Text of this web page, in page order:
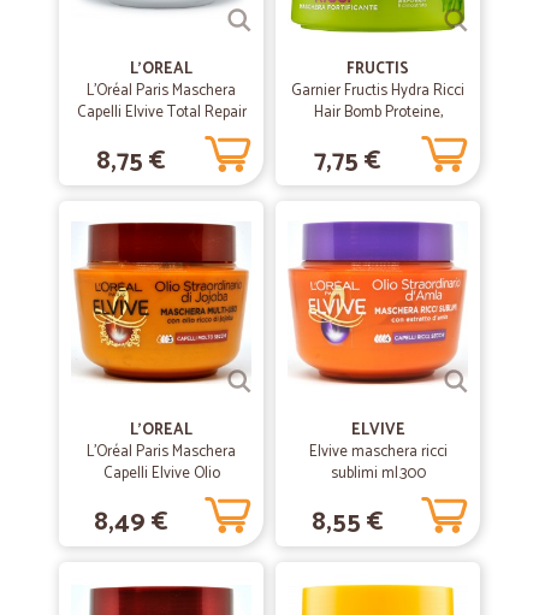
L'OREAL
L'Oréal Paris Maschera
Capelli Elvive Total Repair
5, Ricostituente per Capelli
Sciupati ml.300
8,75 €
FRUCTIS
Garnier Fructis Hydra Ricci
Hair Bomb Proteine,
maschera ultra idratante
320 ml
7,75 €
L'OREAL
L'Oréal Paris Maschera
Capelli Elvive Olio
Straordinario, Azione
Nutriente per Capelli
Secchi ml.300
8,49 €
ELVIVE
Elvive maschera ricci
sublimi ml.300
8,55 €